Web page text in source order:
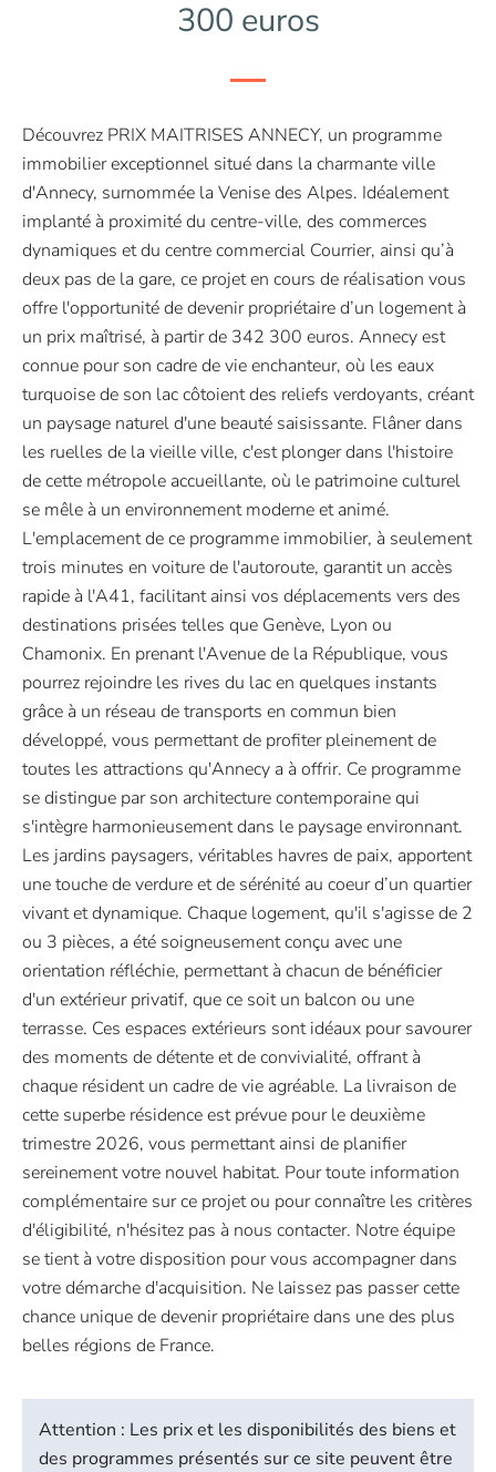
300 euros
Découvrez PRIX MAITRISES ANNECY, un programme
immobilier exceptionnel situé dans la charmante ville
d'Annecy, surnommée la Venise des Alpes. Idéalement
implanté à proximité du centre-ville, des commerces
dynamiques et du centre commercial Courrier, ainsi qu’à
deux pas de la gare, ce projet en cours de réalisation vous
offre l'opportunité de devenir propriétaire d’un logement à
un prix maîtrisé, à partir de 342 300 euros. Annecy est
connue pour son cadre de vie enchanteur, où les eaux
turquoise de son lac côtoient des reliefs verdoyants, créant
un paysage naturel d'une beauté saisissante. Flâner dans
les ruelles de la vieille ville, c'est plonger dans l'histoire
de cette métropole accueillante, où le patrimoine culturel
se mêle à un environnement moderne et animé.
L'emplacement de ce programme immobilier, à seulement
trois minutes en voiture de l'autoroute, garantit un accès
rapide à l'A41, facilitant ainsi vos déplacements vers des
destinations prisées telles que Genève, Lyon ou
Chamonix. En prenant l'Avenue de la République, vous
pourrez rejoindre les rives du lac en quelques instants
grâce à un réseau de transports en commun bien
développé, vous permettant de profiter pleinement de
toutes les attractions qu'Annecy a à offrir. Ce programme
se distingue par son architecture contemporaine qui
s'intègre harmonieusement dans le paysage environnant.
Les jardins paysagers, véritables havres de paix, apportent
une touche de verdure et de sérénité au coeur d’un quartier
vivant et dynamique. Chaque logement, qu'il s'agisse de 2
ou 3 pièces, a été soigneusement conçu avec une
orientation réfléchie, permettant à chacun de bénéficier
d'un extérieur privatif, que ce soit un balcon ou une
terrasse. Ces espaces extérieurs sont idéaux pour savourer
des moments de détente et de convivialité, offrant à
chaque résident un cadre de vie agréable. La livraison de
cette superbe résidence est prévue pour le deuxième
trimestre 2026, vous permettant ainsi de planifier
sereinement votre nouvel habitat. Pour toute information
complémentaire sur ce projet ou pour connaître les critères
d'éligibilité, n'hésitez pas à nous contacter. Notre équipe
se tient à votre disposition pour vous accompagner dans
votre démarche d'acquisition. Ne laissez pas passer cette
chance unique de devenir propriétaire dans une des plus
belles régions de France.
Attention : Les prix et les disponibilités des biens et
des programmes présentés sur ce site peuvent être